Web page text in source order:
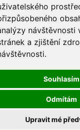
návštěvnosti
a zjištění
Souhlasím
Odmítám
Upravit mé